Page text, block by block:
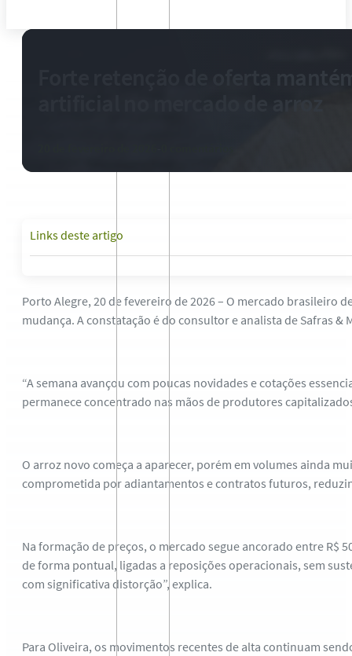
Links deste artigo
Porto Alegre, 20 de fevereiro de 2026 – O mercado brasileiro
mudança. A constatação é do consultor e analista de Safras &
“A semana avançou com poucas novidades e cotações
permanece concentrado nas mãos de produtores
O arroz novo começa a aparecer, porém em volumes ainda
comprometida por adiantamentos e contratos futuros,
Na formação de preços, o mercado segue ancorado entre R$
de forma pontual, ligadas a reposições operacionais, sem
com significativa distorção”, explica.
Para Oliveira, os movimentos recentes de alta continuam